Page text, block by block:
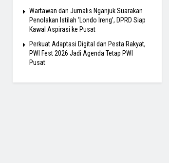
Wartawan dan Jurnalis Nganjuk Suarakan
Penolakan Istilah ‘Londo Ireng’, DPRD Siap
Kawal Aspirasi ke Pusat
Perkuat Adaptasi Digital dan Pesta Rakyat,
PWI Fest 2026 Jadi Agenda Tetap PWI
Pusat